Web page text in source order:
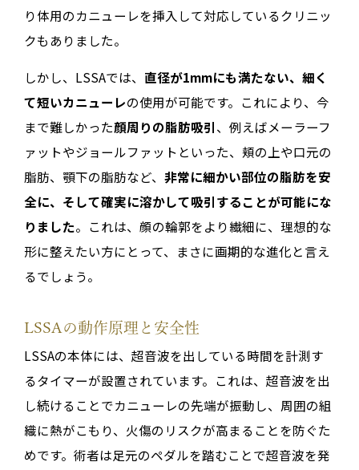
り体用のカニューレを挿入して対応しているクリニッ
クもありました。
しかし、LSSAでは、 直径が1mmにも満たない、細く
て短いカニューレの使用が可能です。これにより、今
まで難しかった顔周りの脂肪吸引、例えばメーラーフ
ァットやジョールファットといった、頬の上や口元の
脂肪、顎下の脂肪など、 非常に細かい部位の脂肪を安
全に、そして確実に溶かして吸引することが可能にな
りました。これは、顔の輪郭をより繊細に、理想的な
形に整えたい方にとって、まさに画期的な進化と言え
るでしょう。
LSSAの動作原理と安全性
LSSAの本体には、超音波を出している時間を計測す
るタイマーが設置されています。これは、超音波を出
し続けることでカニューレの先端が振動し、周囲の組
織に熱がこもり、火傷のリスクが高まることを防ぐた
めです。術者は足元のペダルを踏むことで超音波を発